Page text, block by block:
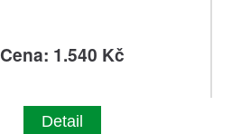
Cena: 1.540 Kč
Detail